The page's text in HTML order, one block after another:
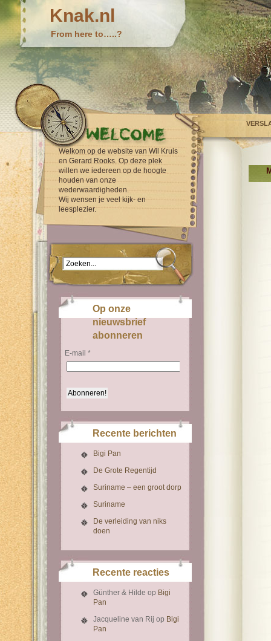
Knak.nl
From here to…..?
Welkom op de website van Wil Kruis
en Gerard Rooks. Op deze plek
willen we iedereen op de hoogte
houden van onze
wederwaardigheden.
Wij wensen je veel kijk- en
leesplezier.
Op onze
nieuwsbrief
abonneren
E-mail *
Recente berichten
Bigi Pan
De Grote Regentijd
Suriname – een groot dorp
Suriname
De verleiding van niks
doen
Recente reacties
Günther & Hilde op Bigi
Pan
Jacqueline van Rij op Bigi
Pan